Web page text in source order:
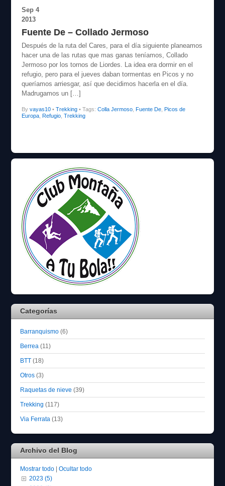
Sep 4
2013
Fuente De – Collado Jermoso
Después de la ruta del Cares, para el día siguiente planeamos
hacer una de las rutas que mas ganas teníamos, Collado
Jermoso por los tornos de Liordes. La idea era dormir en el
refugio, pero para el jueves daban tormentas en Picos y no
queríamos arriesgar, así que decidimos hacerla en el día.
Madrugamos un […]
By vayas10• Trekking • Tags: Colla Jermoso, Fuente De, Picos de
Europa, Refugio, Trekking
Categorías
Barranquismo (6)
Berrea (11)
BTT (18)
Otros (3)
Raquetas de nieve (39)
Trekking (117)
Via Ferrata (13)
Archivo del Blog
Mostrar todo |Ocultar todo
2023 (5)